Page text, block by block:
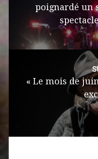
poignardé un
« Le mois de